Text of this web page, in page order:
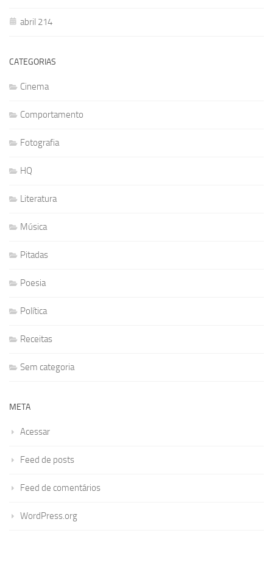
abril 214
CATEGORIAS
Cinema
Comportamento
Fotografia
HQ
Literatura
Música
Pitadas
Poesia
Política
Receitas
Sem categoria
META
Acessar
Feed de posts
Feed de comentários
WordPress.org